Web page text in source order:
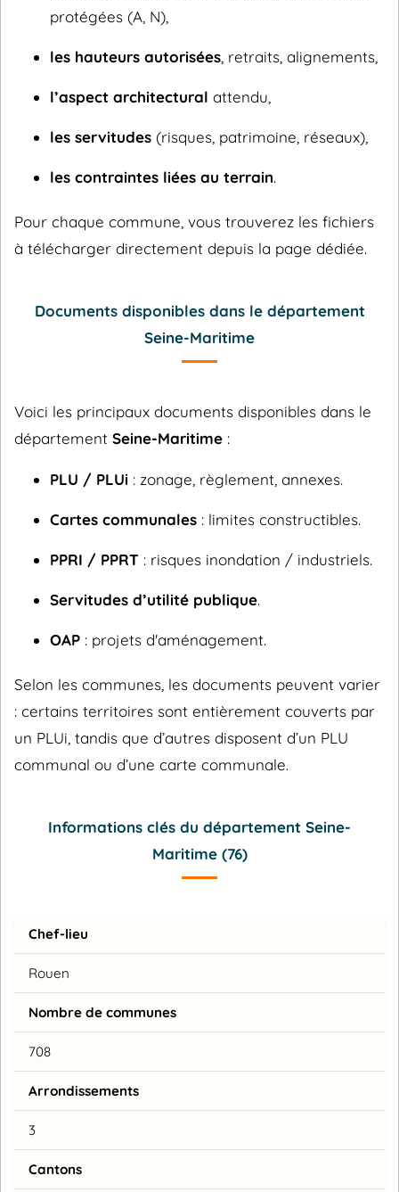
protégées (A, N),
les hauteurs autorisées , retraits, alignements,
l’aspect architectural attendu,
les servitudes (risques, patrimoine, réseaux),
les contraintes liées au terrain.
Pour chaque commune, vous trouverez les fichiers
à télécharger directement depuis la page dédiée.
Documents disponibles dans le département
Seine-Maritime
Voici les principaux documents disponibles dans le
département Seine-Maritime :
PLU / PLUi : zonage, règlement, annexes.
Cartes communales : limites constructibles.
PPRI / PPRT : risques inondation / industriels.
Servitudes d’utilité publique.
OAP : projets d'aménagement.
Selon les communes, les documents peuvent varier
: certains territoires sont entièrement couverts par
un PLUi, tandis que d’autres disposent d’un PLU
communal ou d’une carte communale.
Informations clés du département Seine-
Maritime (76)
Chef-lieu
Rouen
Nombre de communes
708
Arrondissements
3
Cantons